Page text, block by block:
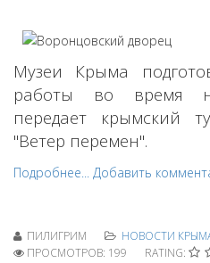
Музеи Крыма
работы во время
передает крымский
"Ветер перемен".
Подробнее... Добавить
ПИЛИГРИМ НОВОСТИ
ПРОСМОТРОВ: 199
RATING: